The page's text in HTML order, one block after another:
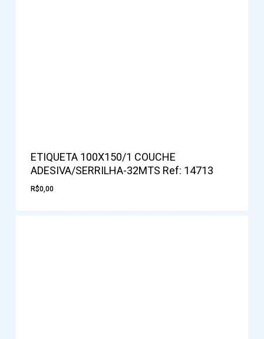
ETIQUETA 100X150/1 COUCHE
ADESIVA/SERRILHA-32MTS Ref: 14713
R$0,00